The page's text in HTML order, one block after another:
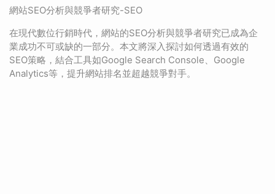
網站SEO分析與競爭者研究-SEO
在現代數位行銷時代，網站的SEO分析與競爭者研究已成為企
業成功不可或缺的一部分。本文將深入探討如何透過有效的
SEO策略，結合工具如Google Search Console、Google
Analytics等，提升網站排名並超越競爭對手。